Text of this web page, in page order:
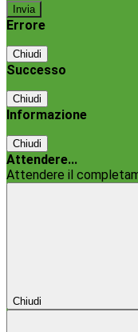
Errore
Chiudi
Successo
Chiudi
Informazione
Chiudi
Attendere...
Attendere il
Chiudi